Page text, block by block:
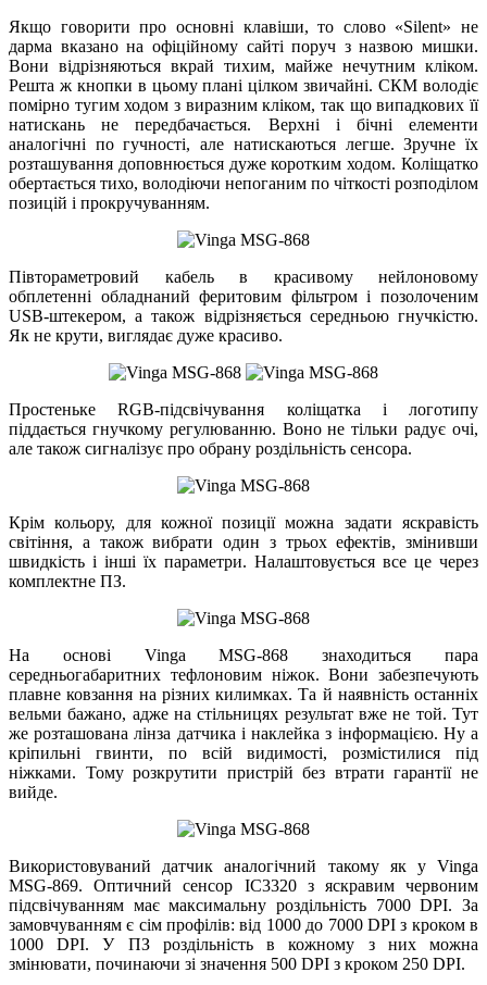
Якщо говорити про основні клавіши, то слово «Silent» не
дарма вказано на офіційному сайті поруч з назвою мишки.
Вони відрізняються вкрай тихим, майже нечутним кліком.
Решта ж кнопки в цьому плані цілком звичайні. СКМ володіє
помірно тугим ходом з виразним кліком, так що випадкових її
натискань не передбачається. Верхні і бічні елементи
аналогічні по гучності, але натискаються легше. Зручне їх
розташування доповнюється дуже коротким ходом. Коліщатко
обертається тихо, володіючи непоганим по чіткості розподілом
позицій і прокручуванням.
Півтораметровий кабель в красивому нейлоновому
обплетенні обладнаний феритовим фільтром і позолоченим
USB-штекером, а також відрізняється середньою гнучкістю.
Як не крути, виглядає дуже красиво.
Простеньке RGB-підсвічування коліщатка і логотипу
піддається гнучкому регулюванню. Воно не тільки радує очі,
але також сигналізує про обрану роздільність сенсора.
Крім кольору, для кожної позиції можна задати яскравість
світіння, а також вибрати один з трьох ефектів, змінивши
швидкість і інші їх параметри. Налаштовується все це через
комплектне ПЗ.
На основі Vinga MSG-868 знаходиться пара
середньогабаритних тефлоновим ніжок. Вони забезпечують
плавне ковзання на різних килимках. Та й наявність останніх
вельми бажано, адже на стільницях результат вже не той. Тут
же розташована лінза датчика і наклейка з інформацією. Ну а
кріпильні гвинти, по всій видимості, розмістилися під
ніжками. Тому розкрутити пристрій без втрати гарантії не
вийде.
Використовуваний датчик аналогічний такому як у Vinga
MSG-869. Оптичний сенсор IC3320 з яскравим червоним
підсвічуванням має максимальну роздільність 7000 DPI. За
замовчуванням є сім профілів: від 1000 до 7000 DPI з кроком в
1000 DPI. У ПЗ роздільність в кожному з них можна
змінювати, починаючи зі значення 500 DPI з кроком 250 DPI.